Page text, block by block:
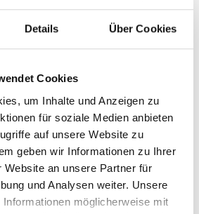
Details Über Cookies
Cookies
um Inhalte und Anzeigen zu
für soziale Medien anbieten
auf unsere Website zu
geben wir Informationen zu Ihrer
Website an unsere Partner für
und Analysen weiter. Unsere
möglicherweise mit